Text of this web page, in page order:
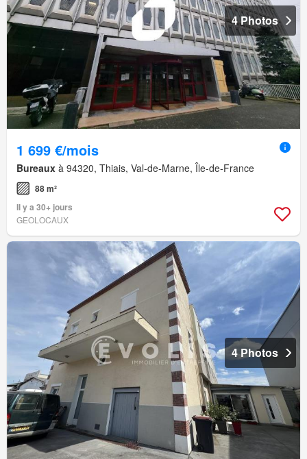
4 Photos
1 699 €/mois
Bureaux à 94320, Thiais, Val-de-Marne, Île-de-France
88 m²
Il y a 30+ jours
GEOLOCAUX
4 Photos